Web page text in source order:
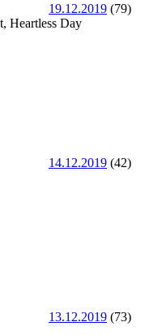
19.12.2019 (79)
Heartless Day
14.12.2019 (42)
13.12.2019 (73)